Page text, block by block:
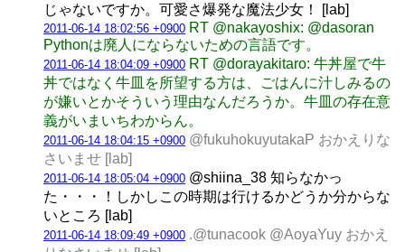
じゃないですか。可愛さ爆発な魔法少女！ [lab]
2011-06-14 18:02:56 +0900 RT @nakayoshix: @dasoran
Pythonは廃人にならないための言語です。
2011-06-14 18:04:09 +0900 RT @dorayakitaro: 牛丼屋で牛
丼ではなく牛皿を所望する方は、ごはんに汁しみるの
が嫌いとかそういう理由なんだろうか。牛皿の存在意
義がいまいちわからん。
2011-06-14 18:04:15 +0900 @fukuhokuyutakaP おかえりな
さいませ [lab]
2011-06-14 18:05:04 +0900 @shiina_38 知らなかっ
た・・・！しかしこの時期は行けるかどうか分からな
いところ [lab]
2011-06-14 18:09:49 +0900 .@tunacook @AoyaYuy おかえ